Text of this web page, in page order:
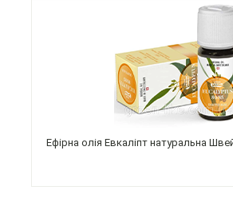
Ефірна олія Евкаліпт натуральна